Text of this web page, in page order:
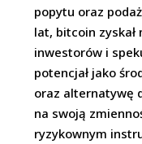
popytu oraz
lat, bitcoin
inwestorów i
potencjał jako
oraz alternatywę
na swoją
ryzykownym